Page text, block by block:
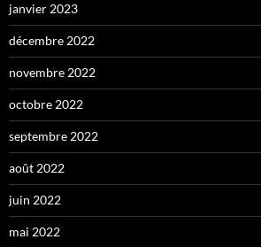
janvier 2023
décembre 2022
novembre 2022
octobre 2022
septembre 2022
août 2022
juin 2022
mai 2022